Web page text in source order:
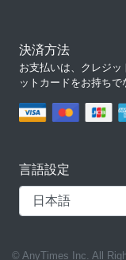
決済方法
お支払いは、クレジ
ットカードをお持ちで
言語設定
© AnyTimes Inc. All